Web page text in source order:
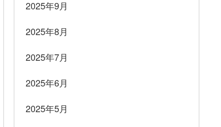
2025年9月
2025年8月
2025年7月
2025年6月
2025年5月